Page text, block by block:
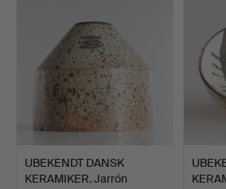
UBEKENDT DANSK
KERAMIKER. Jarrón